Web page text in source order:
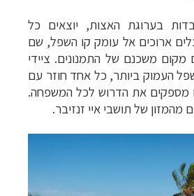
בערוגת האצות, יוצאים כל
ארוכים אל עומק קו השפל, שם
מקום משכנם של התמנונים. ציידי
העמוק ביותר, כל אחד חוזר עם
מספקים את הדרוש לכל המשפחה.